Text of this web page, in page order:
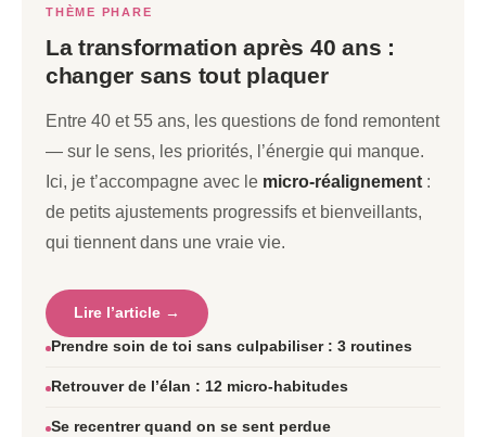
THÈME PHARE
La transformation après 40 ans :
changer sans tout plaquer
Entre 40 et 55 ans, les questions de fond remontent
— sur le sens, les priorités, l’énergie qui manque.
Ici, je t’accompagne avec le micro-réalignement :
de petits ajustements progressifs et bienveillants,
qui tiennent dans une vraie vie.
Lire l’article →
Prendre soin de toi sans culpabiliser : 3 routines
Retrouver de l’élan : 12 micro-habitudes
Se recentrer quand on se sent perdue